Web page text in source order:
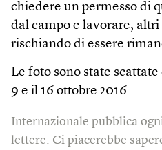
chiedere un permesso di
dal campo e lavorare,
rischiando di essere
Le foto sono state
9 e il 16 ottobre 2016.
Internazionale pubblica
lettere. Ci piacerebbe